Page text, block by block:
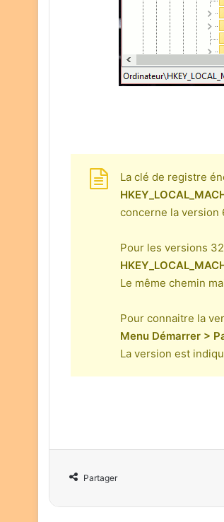
La clé de registre
concerne la version
Pour les versions
Le même chemin
Pour connaitre la
Menu Démarrer >
La version est
Partager